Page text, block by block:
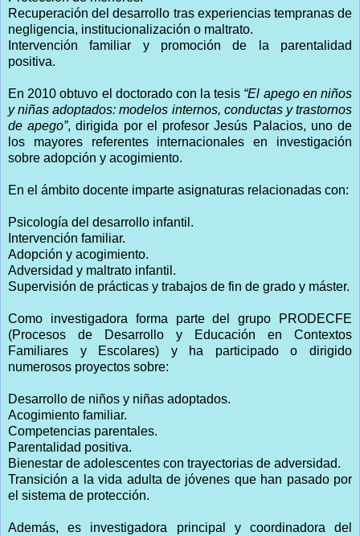
Recuperación del desarrollo tras experiencias tempranas de
negligencia, institucionalización o maltrato.
Intervención familiar y promoción de la parentalidad
positiva.
En 2010 obtuvo el doctorado con la tesis “El apego en niños
y niñas adoptados: modelos internos, conductas y trastornos
de apego”, dirigida por el profesor Jesús Palacios, uno de
los mayores referentes internacionales en investigación
sobre adopción y acogimiento.
En el ámbito docente imparte asignaturas relacionadas con:
Psicología del desarrollo infantil.
Intervención familiar.
Adopción y acogimiento.
Adversidad y maltrato infantil.
Supervisión de prácticas y trabajos de fin de grado y máster.
Como investigadora forma parte del grupo PRODECFE
(Procesos de Desarrollo y Educación en Contextos
Familiares y Escolares) y ha participado o dirigido
numerosos proyectos sobre:
Desarrollo de niños y niñas adoptados.
Acogimiento familiar.
Competencias parentales.
Parentalidad positiva.
Bienestar de adolescentes con trayectorias de adversidad.
Transición a la vida adulta de jóvenes que han pasado por
el sistema de protección.
Además, es investigadora principal y coordinadora del